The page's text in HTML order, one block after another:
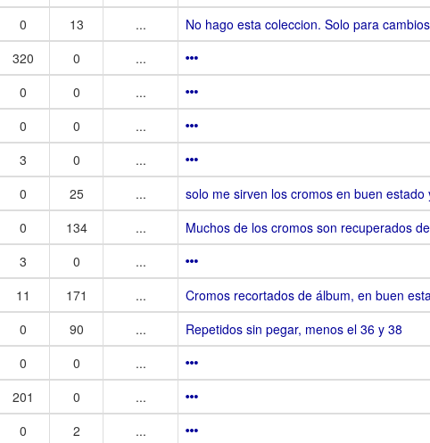
0 13 ...
No hago esta coleccion. Solo para
320 0
...
0 0
...
0 0
...
3 0
...
0 25 ...
solo me sirven los cromos en buen
0 134 ...
Muchos de los cromos son recuperados
3 0
...
11 171 ...
Cromos recortados de álbum, en buen
0 90 ...
Repetidos sin pegar, menos el 36 y 38
0 0
...
201 0
...
0 2
...